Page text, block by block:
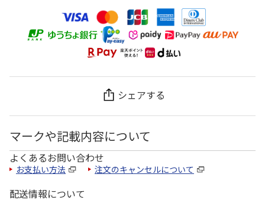
シェアする
マークや記載内容について
よくあるお問い合わせ
お支払い方法 注文のキャンセルについて
配送情報について